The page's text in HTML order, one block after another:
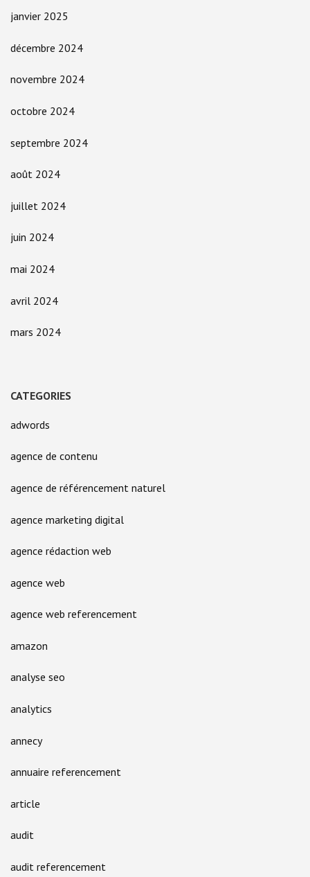
janvier 2025
décembre 2024
novembre 2024
octobre 2024
septembre 2024
août 2024
juillet 2024
juin 2024
mai 2024
avril 2024
mars 2024
CATEGORIES
adwords
agence de contenu
agence de référencement naturel
agence marketing digital
agence rédaction web
agence web
agence web referencement
amazon
analyse seo
analytics
annecy
annuaire referencement
article
audit
audit referencement